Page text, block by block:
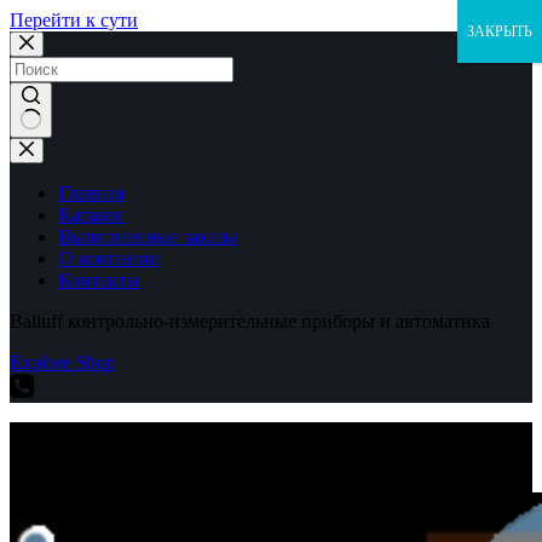
Перейти к сути
Ничего
не
найденоГлавная
Каталог
Выполненные заказы
О компании
Контакты
Balluff контрольно-измерительные приборы и автоматика
Explore Shop
ЗАКРЫТЬ